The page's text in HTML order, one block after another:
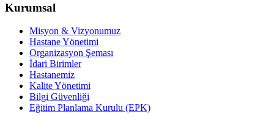
Kurumsal
Misyon & Vizyonumuz
Hastane Yönetimi
Organizasyon Şeması
İdari Birimler
Hastanemiz
Kalite Yönetimi
Bilgi Güvenliği
Eğitim Planlama Kurulu (EPK)